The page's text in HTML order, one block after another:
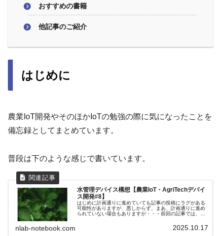
おすすめの書籍
他記事のご紹介
はじめに
農業IoT開発やそのほかIoTの勉強の際に気になったことを
備忘録としてまとめています。
普段は下のような感じで書いています。
水管理デバイス構想【農業IoT・AgriTechデバイ
ス開発#8】
はじめに計画通りに進めていても記事の投稿にラグがある
可能性がありますが、悪しからず。まあ、計画通りに進め
られていない場合もありますが・・・前回の記事では、栽
nlab-notebook.com 2025.10.17